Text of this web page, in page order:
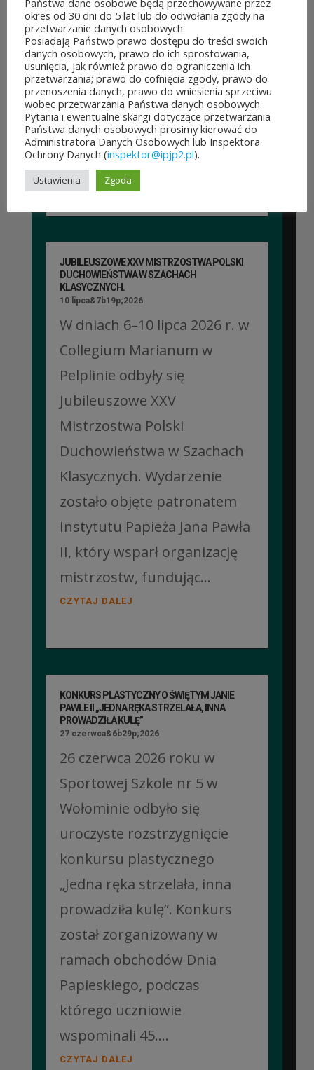
które pomysły dostaną
dofinansowanie z budżetu
samorządu województwa
mazowieckiego. Do rozdania
jest aż 30 mln zł! Mieszkańcy
województwa mazowieckiego
po...
CZYTAJ DALEJ
JUBILEUSZOWE XXV MISTRZOSTWA POLSKI
DUCHOWIEŃSTWA W SZACHACH
KLASYCZNYCH.
10 lipca&7b19p;2026
W dniach 6–10 lipca 2026 r. w
Collegium Marianum w
Pelplinie odbyły się
Jubileuszowe XXV
Mistrzostwa Polski
Duchowieństwa w Szachach
Klasycznych. Wydarzenie
zostało objęte patronatem
Instytutu Papieża Jana Pawła
II, który wsparł organizację
mistrzostw, fundując...
CZYTAJ DALEJ
KONKURS PLASTYCZNY O ŚWIĘTYM JANIE
PAWLE II „JEDNA RĘKA STRZELAŁA, INNA
PROWADZIŁA KULĘ”
27 czerwca&6b29p;2026
26 czerwca 2026 roku w
Sportowej Szkole nr 5 w
Wołominie odbyło się
uroczyste rozstrzygnięcie
konkursu plastycznego
„Jedna ręka strzelała, inna
prowadziła kulę”. Konkurs
został zorganizowany w
ramach obchodów Dnia
Papieskiego, podczas
którego uczniowie
wspominali 45....
CZYTAJ DALEJ
Państwa dane osobowe będą przechowywane przez
okres od 30 dni do 5 lat lub do odwołania zgody na
przetwarzanie danych osobowych.
Posiadają Państwo prawo dostępu do treści swoich
danych osobowych, prawo do ich sprostowania,
usunięcia, jak również prawo do ograniczenia ich
przetwarzania; prawo do cofnięcia zgody, prawo do
przenoszenia danych, prawo do wniesienia sprzeciwu
wobec przetwarzania Państwa danych osobowych.
Pytania i ewentualne skargi dotyczące przetwarzania
Państwa danych osobowych prosimy kierować do
Administratora Danych Osobowych lub Inspektora
Ochrony Danych (inspektor@ipjp2.pl).
Ustawienia Zgoda